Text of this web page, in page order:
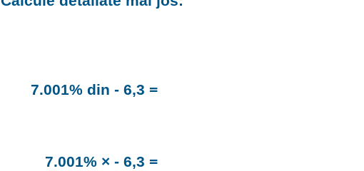
7.001% din - 6,3 =
7.001% × - 6,3 =